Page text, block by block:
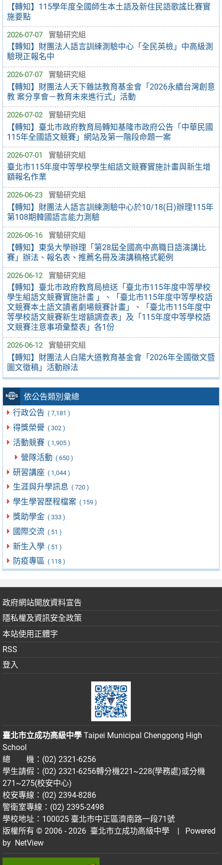
【轉知】115學年度全國師生本土語及新住民語歌謠比賽實
施要點
2026-07-07 實驗研究組
【轉知】財團法人語言訓練測驗中心「全民英檢」中高級測
驗現正報名中
2026-07-07 實驗研究組
【轉知】財團法人天下雜誌教育基金會「2026永續台灣創意
教 案分享會－教育未來進行式」活動
2026-07-02 實驗研究組
【轉知】臺北市政府教育局轉知基隆市政府公告「中華民國
115年全國語文競賽」網站及第一階段命題一案
2026-07-01 實驗研究組
臺北市115年度中等學校學生組語文競賽實施計畫與新生增
額報名作業
2026-06-23 實驗研究組
【轉知】財團法人語言訓練測驗中心於10/18(日)辦理115年
第108期韓國語言能力測驗
2026-06-16 實驗研究組
【轉知】東吳大學辦理「第28屆全國高中高職日語演講比
賽」辦法、報名表、推薦名冊及演講稿格式範例
2026-06-12 實驗研究組
【轉知】臺北市政府教育局檢送「臺北市115年度中等學校
學生組語文競賽實施計畫 」、「臺北市115年度中等學校語
文競賽本土語文讀者劇場競賽計畫」、「臺北市115年度中
等學校語文競賽新生增額調查表」及「115年度中等學校語
文競賽注意事項彙整表」各1份
2026-06-12 實驗研究組
【轉知】財團法人白陽大道教育基金會「2026年全國徵文暨
圖文徵稿」活動辦法
依公告類別彙總
行政公告 ( 7,181 )
得獎榮譽 ( 302 )
活動競賽 ( 1,905 )
營隊活動 ( 650 )
研習講座 ( 1,044 )
生涯與升學訊息 ( 720 )
學生學習歷程檔案 ( 159 )
獎助學金 ( 333 )
國際交流 ( 51 )
新生入學 ( 51 )
防疫專區 ( 118 )
政府網站開放資料宣告
隱私權及資訊安全政策
本站使用正體字
RSS
登入
臺北市立成功高級中學 Taipei Municipal Chenggong High
School
總 機：(02) 2321-6256
學生請假：(02) 2321-6256轉分機221~228(學務處)或分機
271~275(校安中心)
校安專線：(02) 2394-8286
警衛室專線：(02) 2395-2498
學校地址：100025 臺北市中正區濟南路一段71號
版權所有 © 2006 - 2026 臺北市立成功高級中學
| Powered
by NetView